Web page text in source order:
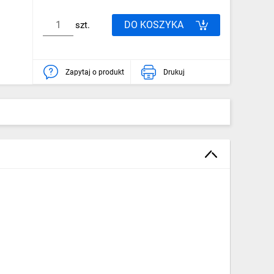
szt. DO KOSZYKA
Zapytaj o produkt Drukuj